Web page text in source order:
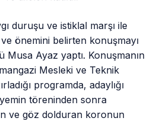
duruşu ve istiklal marşı ile
önemini belirten konuşmayı
Musa Ayaz yaptı. Konuşmanın
Mesleki ve Teknik
programda, adaylığı
töreninden sonra
ve göz dolduran koronun